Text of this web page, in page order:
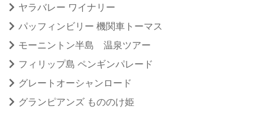
ヤラバレー ワイナリー
パッフィンビリー 機関車トーマス
モーニントン半島 温泉ツアー
フィリップ島 ペンギンパレード
グレートオーシャンロード
グランピアンズ もののけ姫